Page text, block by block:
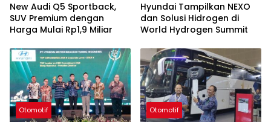
New Audi Q5 Sportback,
SUV Premium dengan
Harga Mulai Rp1,9 Miliar
Hyundai Tampilkan NEXO
dan Solusi Hidrogen di
World Hydrogen Summit
Otomotif Otomotif